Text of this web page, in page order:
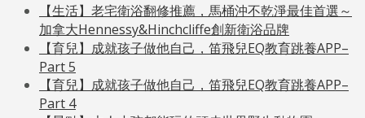
【生活】老宅衛浴翻修推薦，馬桶沖不乾淨最佳首選～
加拿大Hennessy&Hinchcliffe創新衛浴品牌
【育兒】成就孩子做他自己，笛飛兒EQ教育跳養APP–
Part 5
【育兒】成就孩子做他自己，笛飛兒EQ教育跳養APP–
Part 4